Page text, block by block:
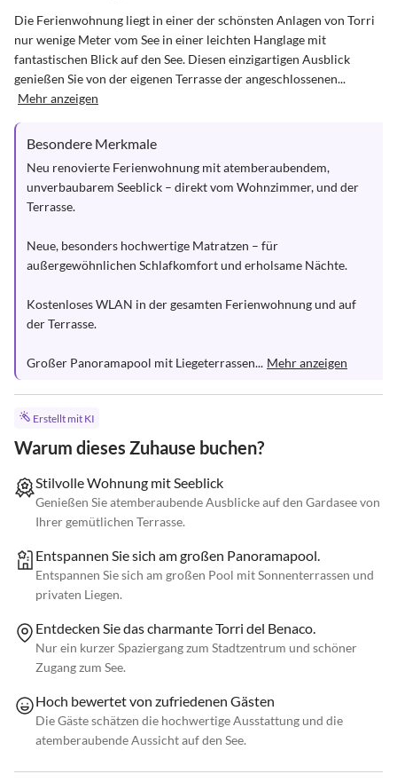
Die Ferienwohnung liegt in einer der schönsten Anlagen von Torri
nur wenige Meter vom See in einer leichten Hanglage mit
fantastischen Blick auf den See. Diesen einzigartigen Ausblick
genießen Sie von der eigenen Terrasse der angeschlossenen...
Mehr anzeigen
Besondere Merkmale
Neu renovierte Ferienwohnung mit atemberaubendem,
unverbaubarem Seeblick – direkt vom Wohnzimmer, und der
Terrasse.
Neue, besonders hochwertige Matratzen – für
außergewöhnlichen Schlafkomfort und erholsame Nächte.
Kostenloses WLAN in der gesamten Ferienwohnung und auf
der Terrasse.
Großer Panoramapool mit Liegeterrassen... Mehr anzeigen
Erstellt mit KI
Warum dieses Zuhause buchen?
Stilvolle Wohnung mit Seeblick
Genießen Sie atemberaubende Ausblicke auf den Gardasee von
Ihrer gemütlichen Terrasse.
Entspannen Sie sich am großen Panoramapool.
Entspannen Sie sich am großen Pool mit Sonnenterrassen und
privaten Liegen.
Entdecken Sie das charmante Torri del Benaco.
Nur ein kurzer Spaziergang zum Stadtzentrum und schöner
Zugang zum See.
Hoch bewertet von zufriedenen Gästen
Die Gäste schätzen die hochwertige Ausstattung und die
atemberaubende Aussicht auf den See.